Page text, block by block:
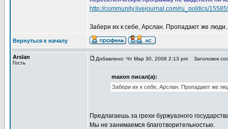
http://community.livejournal.com/ru_politics/
Забери их к себе, Арслан. Пропадают же
Вернуться к началу
Arslan
Гость
Добавлено: Чт Мар 30, 2006 2:13 pm Заголовок
maxon писал(а):
Забери их к себе, Арслан. Пропадают же
Предлагаешь за грехи буржуазного
Мы не занимаемся благотворительностью.